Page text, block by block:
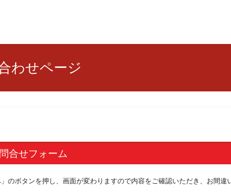
わせページ
合せフォーム
のボタンを押し、画面が変わりますので内容をご確認いただき、お間違